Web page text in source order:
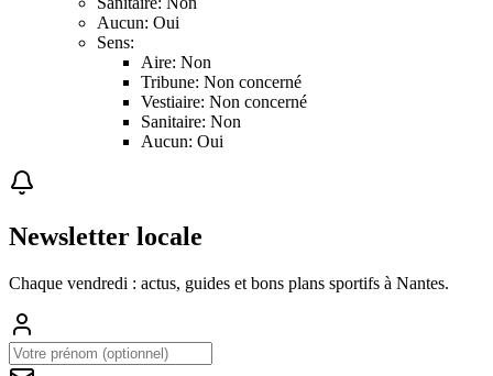
Aucun: Oui
Sens:
Aire: Non
Tribune: Non concerné
Vestiaire: Non concerné
Sanitaire: Non
Aucun: Oui
Newsletter locale
Chaque vendredi : actus, guides et bons plans sportifs à Nantes.